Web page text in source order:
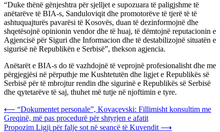
“Duke thënë gënjeshtra për sjelljet e supozuara të paligjshme të
anëtarëve të BIA-s, Sanduloviqit dhe promotorëve të tjerë të të
ashtuquajturës pavarësi të Kosovës, duan të dezinformojnë dhe
shqetësojnë opinionin vendor dhe të huaj, të dëmtojnë reputacionin e
Agjencisë për Siguri dhe Informacion dhe të destabilizojnë situatën e
sigurisë në Republikën e Serbisë”, thekson agjencia.
Anëtarët e BIA-s do të vazhdojnë të veprojnë profesionalisht dhe me
përgjegjësi në përputhje me Kushtetutën dhe ligjet e Republikës së
Serbisë për të mbrojtur rendin dhe sigurinë e Republikës së Serbisë
dhe qytetarëve të saj, thuhet më tutje në njoftimin e tyre.
Post
navigation
⟵ “Dokumentet personale”, Kovaçevski: Fillimisht konsultim me
Greqinë, më pas procedurë për shtyrjen e afatit
Propozim Ligji për falje sot në seancë të Kuvendit ⟶